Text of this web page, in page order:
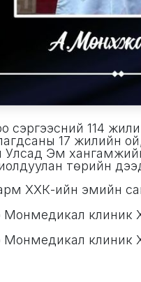
сэргээсний 114
17 жилийн
Эм хангамжийн
төрийн
ХХК-ийн эмийн
клиник
клиник